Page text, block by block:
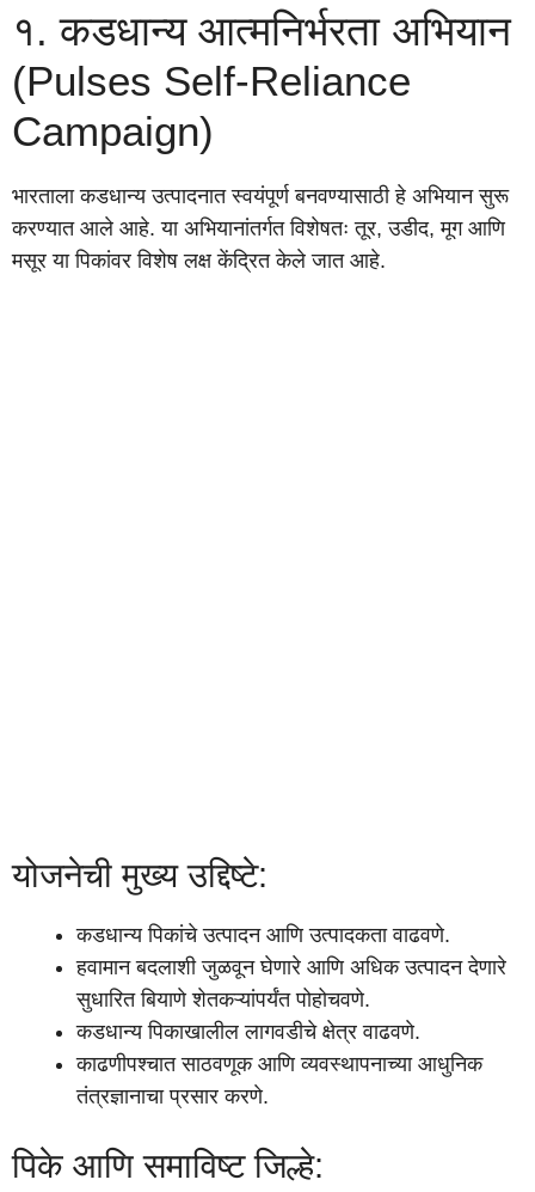
१. कडधान्य आत्मनिर्भरता अभियान
(Pulses Self-Reliance
Campaign)
भारताला कडधान्य उत्पादनात स्वयंपूर्ण बनवण्यासाठी हे अभियान सुरू
करण्यात आले आहे. या अभियानांतर्गत विशेषतः तूर, उडीद, मूग आणि
मसूर या पिकांवर विशेष लक्ष केंद्रित केले जात आहे.
योजनेची मुख्य उद्दिष्टे:
कडधान्य पिकांचे उत्पादन आणि उत्पादकता वाढवणे.
हवामान बदलाशी जुळवून घेणारे आणि अधिक उत्पादन देणारे
सुधारित बियाणे शेतकऱ्यांपर्यंत पोहोचवणे.
कडधान्य पिकाखालील लागवडीचे क्षेत्र वाढवणे.
काढणीपश्चात साठवणूक आणि व्यवस्थापनाच्या आधुनिक
तंत्रज्ञानाचा प्रसार करणे.
पिके आणि समाविष्ट जिल्हे: